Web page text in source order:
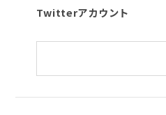
Twitterアカウント